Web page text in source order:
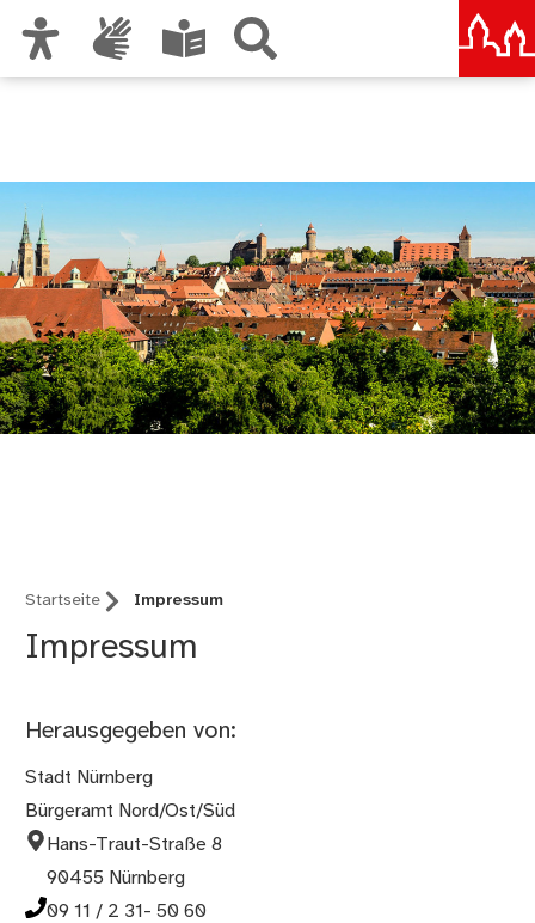
Startseite Impressum
Impressum
Herausgegeben von:
Stadt Nürnberg
Bürgeramt Nord/Ost/Süd
Hans-Traut-Straße 8
90455 Nürnberg
09 11 / 2 31- 50 60